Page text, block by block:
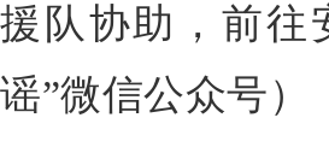
援队协助，前往
谣”微信公众号）